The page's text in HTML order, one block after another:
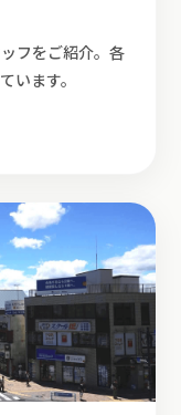
フをご紹介。各
います。